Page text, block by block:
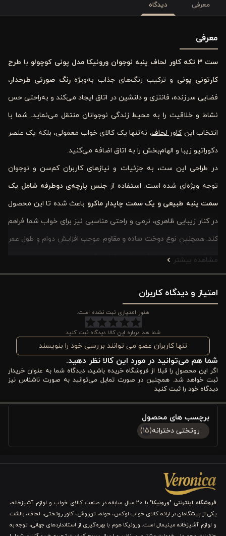
معرفی دیدگاه
معرفی
ست 3 تکه کاور لحاف پنبه نوجوان ورونیکا مدل پونی کوچولو با طرح
کارتونی پونی و ترکیب رنگ‌های جذاب به‌ویژهرنگ صورتی طرحدار،
فضایی سرزنده، فانتزی و دلنشین در اتاق ایجاد می‌کند و به‌راحتی حس
نشاط و خلاقیت را به محیط زندگی نوجوانان منتقل می‌نماید. شما با
انتخاب اینکاور لحاف، نه‌تنها یک کالای خواب معمولی، بلکه یک عنصر
دکوراتیو زیبا و الهام‌بخش را به اتاق اضافه می‌کنید.
در طراحی این ست، به جزئیات و نیازهای کاربران کم‌سن و نوجوان
توجه ویژه‌ای شده است. استفاده از جنس پارچه‌ی دوطرفه شامل یک
سمت پنبه طبیعی و یک سمت چاپدار ماکرو باعث شده تا این محصول
در کنار زیبایی ظاهری، نرمی و راحتی مناسبی نیز برای خواب شما فراهم
کند. همچنین نوع دوخت ساده و مقاوم موجب افزایش دوام و طول عمر
این کاور لحاف در استفاده روزمره خواهد شد.
این ست کاربردی شاملکاور لحاف، روبالشتی و ملحفه روی تشک
کشداراست و برایتخت‌های سایز ۹۰ و ۱۲۰ سانتی‌متر
است؛ بنابراین شما می‌توانید با خیال راحت از آن در اتاق‌های کودک و
قابلیت استفاده دو روو
نیز از دیگر مزایای مهمی است که این محصول را به انتخابی
کامل و مقرون‌به‌صرفه برای شما تبدیل می‌کند.
مزایا و ویژگی های ست 3 تکه کاور لحاف پنبه نوجوان
پیش از ورود به جزئیات، لازم است بدانید که
پنبه نوجوان ورونیکا مدل پونی کوچولو
شما با انتخاب این محصول، هم به زیبایی اتاق اهمیت می‌دهید و هم
فضای مناسبی برای یک خواب آرام و دل‌نشین فراهم می‌کنید. در ادامه
با مهم‌ترین مزایای آن آشنا می‌شوید.
مشاهده بیشتر
امتیاز و دیدگاه کاربران
هنوز امتیازی ثبت نشده است.
شما هم درباره این کالا دیدگاه ثبت کنید
تنها کاربران عضو می توانند بررسی خود را بنویسند
شما هم می‌توانید در مورد این کالا نظر دهید.
اگر این محصول را قبلا از فروشگاه خریده باشید، دیدگاه شما به عنوان خریدار
ثبت خواهد شد. همچنین در صورت تمایل می‌توانید به صورت ناشناس نیز
دیدگاه خود را ثبت کنید
برچسب های محصول
روتختی دخترانه(15)
فروشگاه اینترنتی "ورونیکا"
با ۲۰ سال سابقه در صنعت کالای خواب و لوازم آشپزخانه،
یکی از پیشگامان در ارائه کالای خواب لوکس، حوله، تن‌پوش، کاور روتختی، لحاف، بالشت
و لوازم آشپزخانه مینیمال است. ورونیکا هوم با بهره‌گیری از استانداردهای جهانی، توجه به